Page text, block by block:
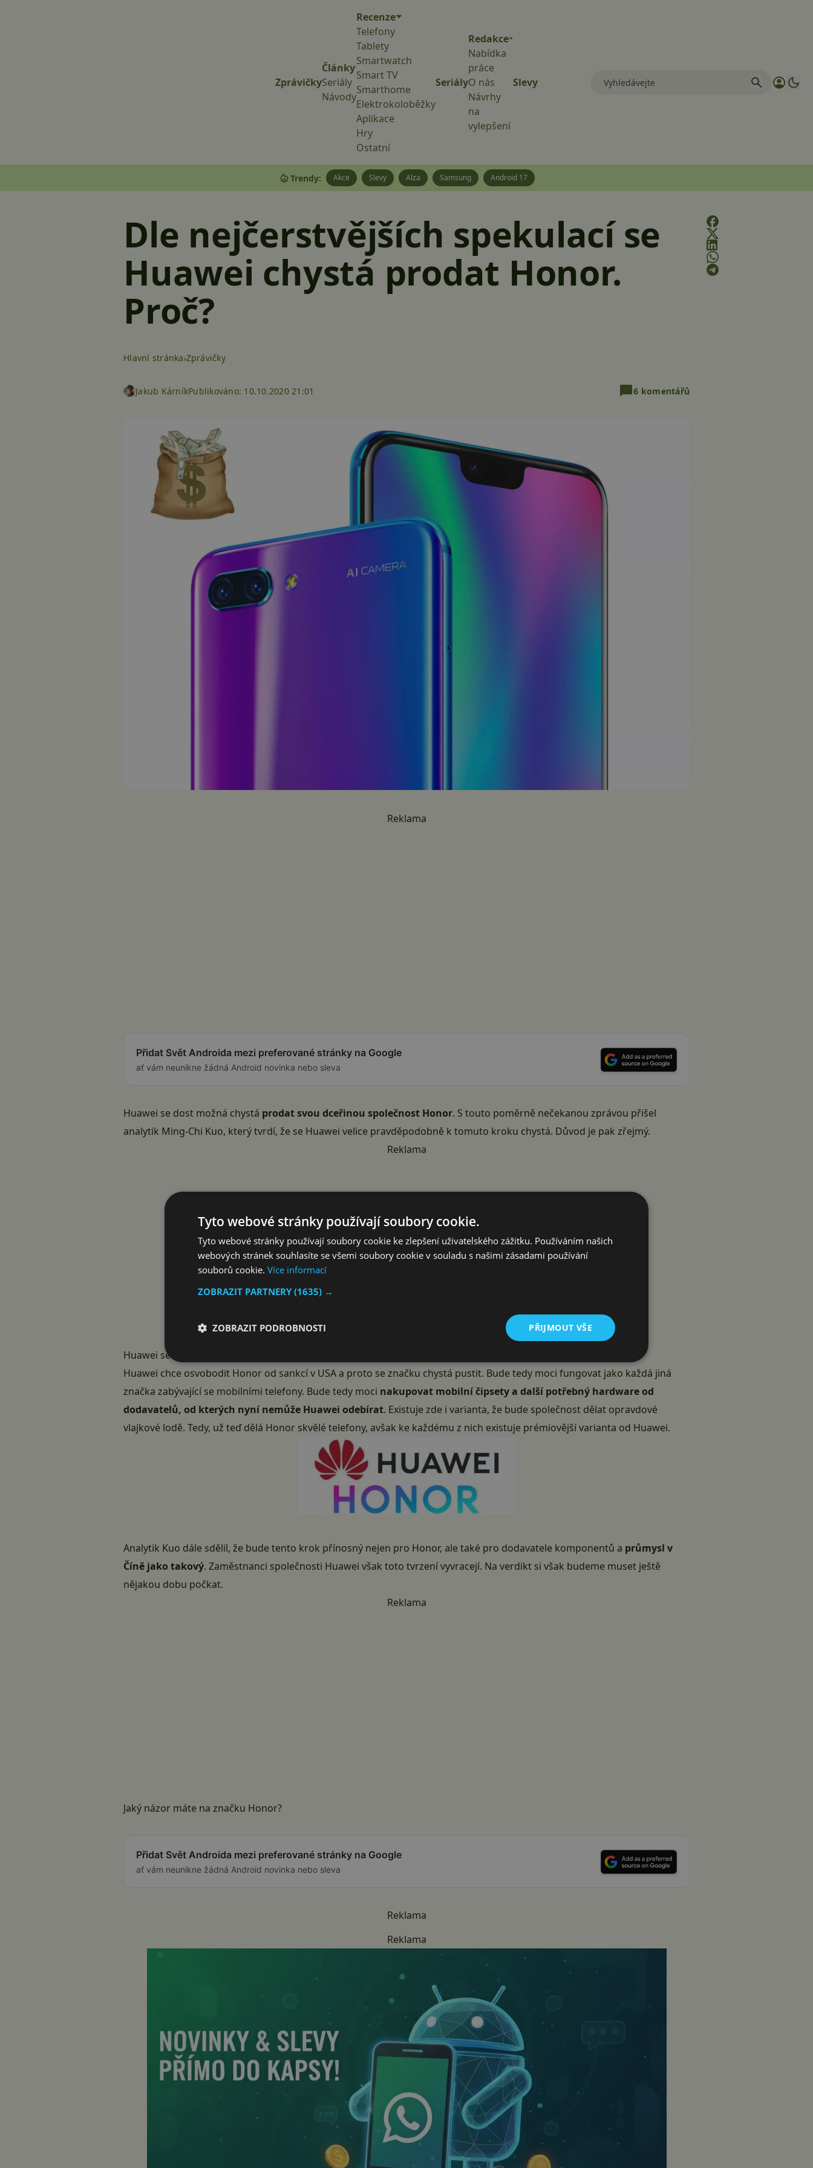
Zprávičky
Články
Seriály
Návody
Recenze
Telefony
Tablety
Smartwatch
Smart TV
Smarthome
Elektrokoloběžky
Aplikace
Hry
Ostatní
Seriály
Redakce
Nabídka
práce
O nás
Návrhy
na
vylepšení
Slevy
Trendy: Akce Slevy Alza Samsung Android 17
Dle nejčerstvějších spekulací se
Huawei chystá prodat Honor.
Proč?
Hlavní stránka Zprávičky
Jakub KárníkPublikováno: 10.10.2020 21:01 6 komentářů
Reklama
Přidat Svět Androida mezi preferované stránky na Google
ať vám neunikne žádná Android novinka nebo sleva
Huawei se dost možná chystá prodat svou dceřinou společnost Honor. S touto poměrně nečekanou zprávou přišel
analytik Ming-Chi Kuo, který tvrdí, že se Huawei velice pravděpodobně k tomuto kroku chystá. Důvod je pak zřejmý.
Reklama
Huawei se možná chystá prodat Honor
Huawei chce osvobodit Honor od sankcí v USA a proto se značku chystá pustit. Bude tedy moci fungovat jako každá jiná
značka zabývající se mobilními telefony. Bude tedy moci nakupovat mobilní čipsety a další potřebný hardware od
dodavatelů, od kterých nyní nemůže Huawei odebírat. Existuje zde i varianta, že bude společnost dělat opravdové
vlajkové lodě. Tedy, už teď dělá Honor skvělé telefony, avšak ke každému z nich existuje prémiovější varianta od Huawei.
Analytik Kuo dále sdělil, že bude tento krok přínosný nejen pro Honor, ale také pro dodavatele komponentů a průmysl v
Číně jako takový. Zaměstnanci společnosti Huawei však toto tvrzení vyvracejí. Na verdikt si však budeme muset ještě
nějakou dobu počkat.
Reklama
Jaký názor máte na značku Honor?
Přidat Svět Androida mezi preferované stránky na Google
ať vám neunikne žádná Android novinka nebo sleva
Reklama
Reklama
Tyto webové stránky používají soubory cookie.
Tyto webové stránky používají soubory cookie ke zlepšení uživatelského zážitku. Používáním našich
webových stránek souhlasíte se všemi soubory cookie v souladu s našimi zásadami používání
souborů cookie. Více informací
ZOBRAZIT PARTNERY(1635) →
PŘIJMOUT VŠE
ZOBRAZIT PODROBNOSTI